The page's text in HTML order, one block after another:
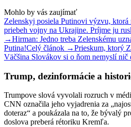
Mohlo by vás zaujímať
Zelenskyj posiela Putinovi výzvu, ktorá
priebeh vojny na Ukrajine. Príjme ju
→Hirman: Jedno treba Zelenskému
Putina!Celý článok →Prieskum, ktorý
Väčšina Slovákov si o ňom nemyslí nič
Trump, dezinformácie a
Trumpove slová vyvolali rozruch v
CNN označila jeho vyjadrenia za
doteraz“ a poukázala na to, že bývalý
doslova preberá rétoriku Kremľa.